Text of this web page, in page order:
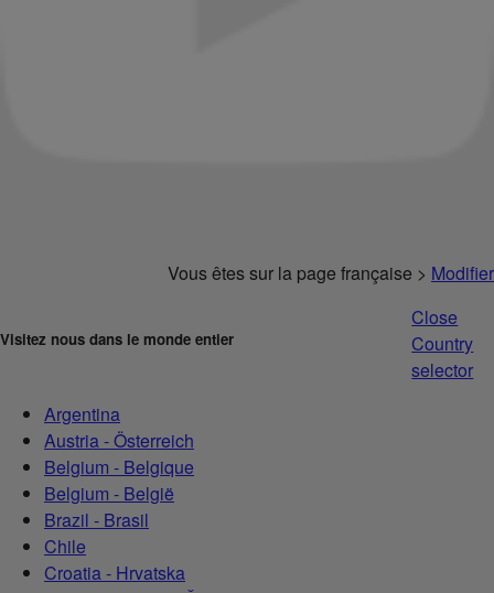
Vous êtes sur la page française > Modifier
Visitez nous dans le monde entier
Close
Country
selector
Argentina
Austria - Österreich
Belgium - Belgique
Belgium - België
Brazil - Brasil
Chile
Croatia - Hrvatska